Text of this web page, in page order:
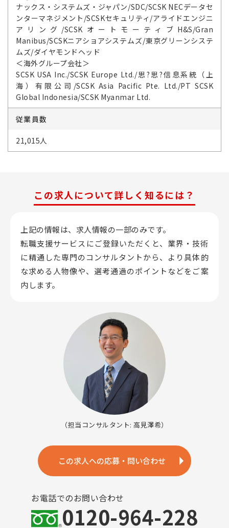
ナックス・システムズ・ジャパン/SDC/SCSK NECデータセ
ンターマネジメント/SCSKセキュリティ/アライドエンジニ
アリング/SCSKオートモーティブH&S/Gran
Manibus/SCSKニアショアシステムズ/東京グリーンシステ
ムズ/ダイヤモンドヘッド
＜海外グループ会社＞
SCSK USA Inc./SCSK Europe Ltd./思?思?信息系統（上
海）有限公司/SCSK Asia Pacific Pte. Ltd./PT SCSK
Global Indonesia/SCSK Myanmar Ltd.
従業員数
21,015人
この求人について詳しく知るには？
上記の情報は、求人情報の一部のみです。
転職支援サービスにご登録いただくと、業界・技術
に精通した専門のコンサルタントから、 より具体的
な求める人物像や、選考通過のポイントなどをご案
内します。
（担当コンサルタント: 高見澤希）
この求人への応募・問い合わせ
お電話でのお問い合わせ
0120-964-228